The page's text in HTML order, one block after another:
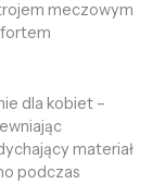
meczowym
dla kobiet –
materiał
podczas